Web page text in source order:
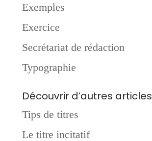
Exemples
Exercice
Secrétariat de rédaction
Typographie
Découvrir d’autres articles
Tips de titres
Le titre incitatif